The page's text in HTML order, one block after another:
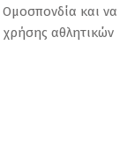
και να
αθλητικών